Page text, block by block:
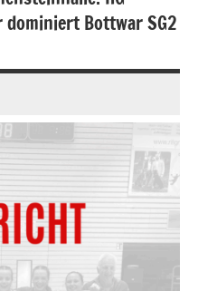
Bottwar SG2